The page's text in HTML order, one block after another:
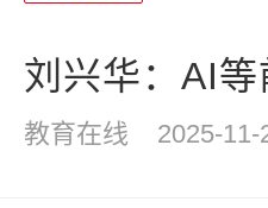
刘兴华：AI
教育在线 2025-11-